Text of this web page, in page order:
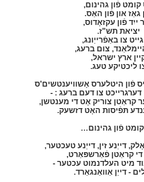
פֿון גהינום,
גאַז און פֿון האַס.
ייִד פֿון עקזאָדוס,
יציאת תש"ז.
צו באַפֿרייַונג,
צום ברעג,
ארץ ישראל,
ליכטיקע טעג.
פֿון היטלערס אָשוויענטשים'ס
דערגרייכט צו דעם ברעג : -
קראַטן צוריק אָט די מענטשן,
תּפֿיסות האָט דזשעק.
פֿון גהינום…
דייַנע זין, דייַנע טעכטער,
די קראַטן פֿאַרשפּאַרט,
מיט העלדנמוט עכטער -
- דייַן אַוואַנגאַרד.